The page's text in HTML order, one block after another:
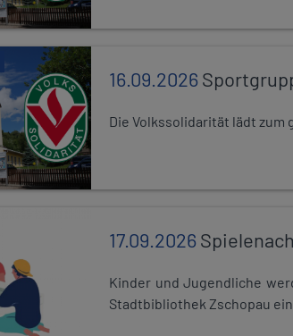
16.09.2026
Die Volkssolidarität lädt zum
17.09.2026
Kinder und Jugendliche
Stadtbibliothek Zschopau